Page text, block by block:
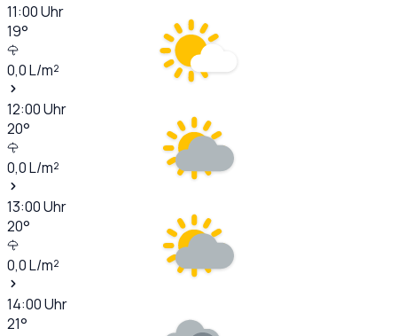
11:00Uhr
19°
0,0L/m²
12:00Uhr
20°
0,0L/m²
13:00Uhr
20°
0,0L/m²
14:00Uhr
21°